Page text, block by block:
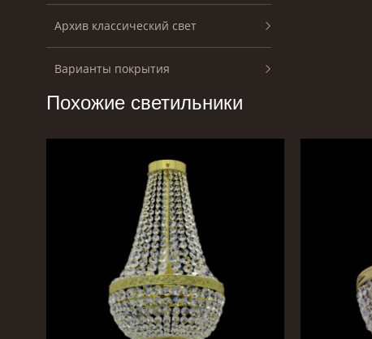
Архив классический свет
Варианты покрытия
Похожие светильники